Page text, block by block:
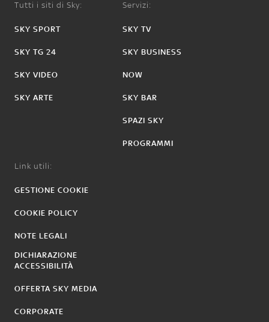
Tutti i siti di Sky:
SKY SPORT
SKY TG 24
SKY VIDEO
SKY ARTE
Servizi:
SKY TV
SKY BUSINESS
NOW
SKY BAR
SPAZI SKY
PROGRAMMI
Link utili:
GESTIONE COOKIE
COOKIE POLICY
NOTE LEGALI
DICHIARAZIONE
ACCESSIBILITÀ
OFFERTA SKY MEDIA
CORPORATE